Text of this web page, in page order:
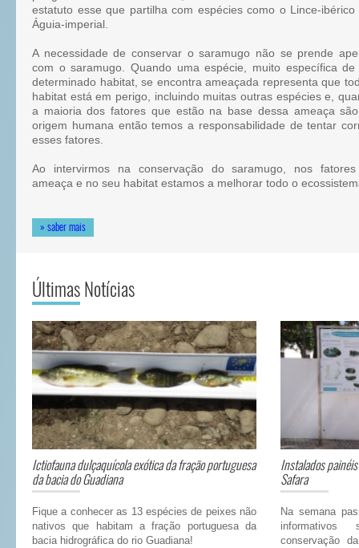
estatuto esse que partilha com espécies como o Lince-
Águia-imperial.
A necessidade de conservar o saramugo não se prende
com o saramugo. Quando uma espécie, muito específica de
determinado habitat, se encontra ameaçada representa que
habitat está em perigo, incluindo muitas outras espécies e,
a maioria dos fatores que estão na base dessa ameaça
origem humana então temos a responsabilidade de tentar
esses fatores.
Ao intervirmos na conservação do saramugo, nos
ameaça e no seu habitat estamos a melhorar todo o
» saber mais
Últimas Notícias
Ictiofauna dulçaquícola exótica da fração portuguesa
da bacia do Guadiana
Fique a conhecer as 13 espécies de peixes não
nativos que habitam a fração portuguesa da
bacia hidrográfica do rio Guadiana!
Instalados
Safara
Na semana
conservação